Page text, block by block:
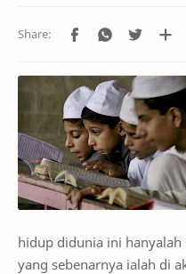
hidup didunia ini
yang sebenarnya ialah di